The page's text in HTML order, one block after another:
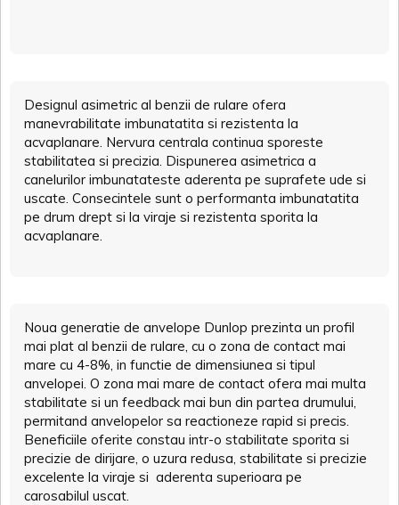
Designul asimetric al benzii de rulare ofera
manevrabilitate imbunatatita si rezistenta la
acvaplanare. Nervura centrala continua sporeste
stabilitatea si precizia. Dispunerea asimetrica a
canelurilor imbunatateste aderenta pe suprafete ude si
uscate. Consecintele sunt o performanta imbunatatita
pe drum drept si la viraje si rezistenta sporita la
acvaplanare.
Noua generatie de anvelope Dunlop prezinta un profil
mai plat al benzii de rulare, cu o zona de contact mai
mare cu 4-8%, in functie de dimensiunea si tipul
anvelopei. O zona mai mare de contact ofera mai multa
stabilitate si un feedback mai bun din partea drumului,
permitand anvelopelor sa reactioneze rapid si precis.
Beneficiile oferite constau intr-o stabilitate sporita si
precizie de dirijare, o uzura redusa, stabilitate si precizie
excelente la viraje si aderenta superioara pe
carosabilul uscat.